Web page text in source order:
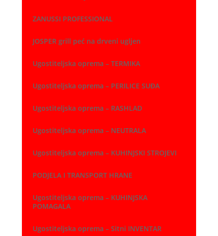
ZANUSSI PROFESSIONAL
JOSPER grill peć na drveni ugljen
Ugostiteljska oprema – TERMIKA
Ugostiteljska oprema – PERILICE SUĐA
Ugostiteljska oprema – RASHLAD
Ugostiteljska oprema – NEUTRALA
Ugostiteljska oprema – KUHINJSKI STROJEVI
PODJELA I TRANSPORT HRANE
Ugostiteljska oprema – KUHINJSKA
POMAGALA
Ugostiteljska oprema – Sitni INVENTAR